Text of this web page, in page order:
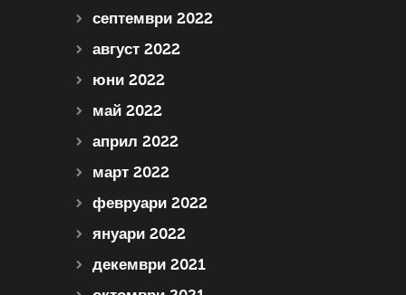
септември 2022
август 2022
юни 2022
май 2022
април 2022
март 2022
февруари 2022
януари 2022
декември 2021